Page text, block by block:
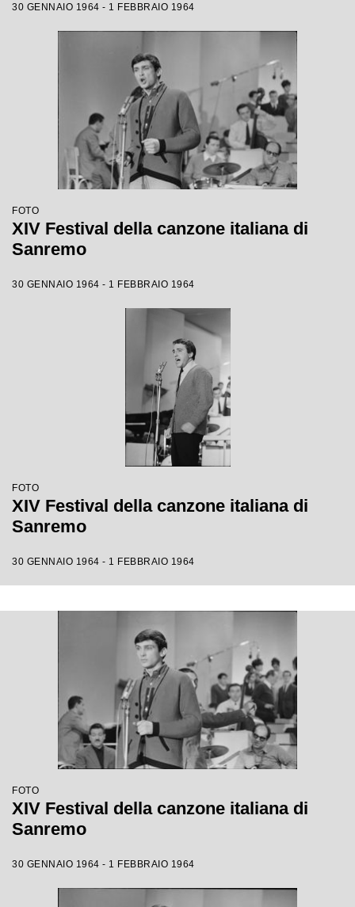
30 GENNAIO 1964 - 1 FEBBRAIO 1964
FOTO
XIV Festival della canzone italiana di
Sanremo
30 GENNAIO 1964 - 1 FEBBRAIO 1964
FOTO
XIV Festival della canzone italiana di
Sanremo
30 GENNAIO 1964 - 1 FEBBRAIO 1964
FOTO
XIV Festival della canzone italiana di
Sanremo
30 GENNAIO 1964 - 1 FEBBRAIO 1964